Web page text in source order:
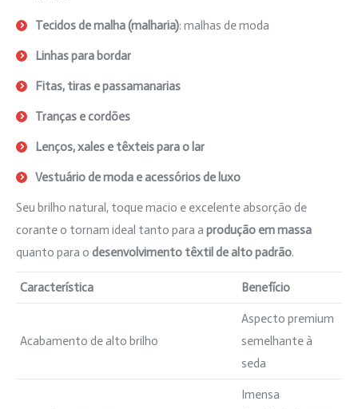
Tecidos de malha (malharia): malhas de moda
Linhas para bordar
Fitas, tiras e passamanarias
Tranças e cordões
Lenços, xales e têxteis para o lar
Vestuário de moda e acessórios de luxo
Seu brilho natural, toque macio e excelente absorção de
corante o tornam ideal tanto para a produção em massa
quanto para o desenvolvimento têxtil de alto padrão.
Característica Benefício
Acabamento de alto brilho
Aspecto premium
semelhante à
seda
Imensa